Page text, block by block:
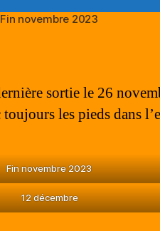
Fin novembre 2023
sortie le 26
les pieds dans
Fin novembre 2023
12 décembre